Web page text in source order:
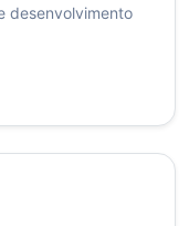
desenvolvimento